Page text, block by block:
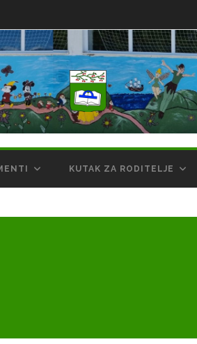
KUTAK ZA RODITELJE